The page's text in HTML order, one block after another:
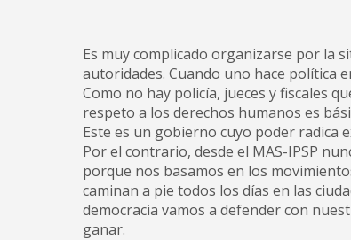
Es muy complicado organizarse por la
autoridades. Cuando uno hace política
Como no hay policía, jueces y fiscales
respeto a los derechos humanos es
Este es un gobierno cuyo poder radica
Por el contrario, desde el MAS-IPSP
porque nos basamos en los
caminan a pie todos los días en las
democracia vamos a defender con
ganar.